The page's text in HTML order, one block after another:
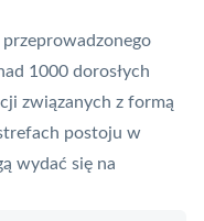
1000 dorosłych
związanych z formą
postoju w
wydać się na